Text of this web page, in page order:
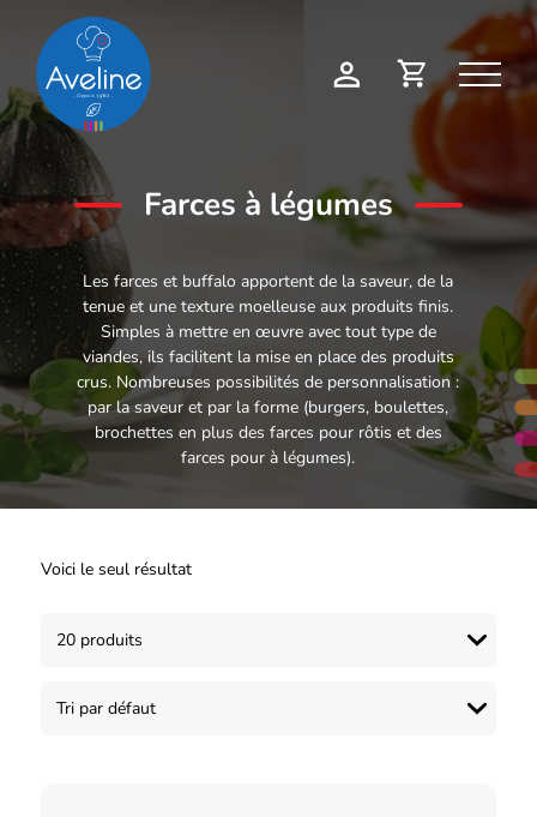
Mon Demande
de
devis
Farces à légumes
Les farces et buffalo apportent de la saveur, de la
tenue et une texture moelleuse aux produits finis.
Simples à mettre en œuvre avec tout type de
viandes, ils facilitent la mise en place des produits
crus. Nombreuses possibilités de personnalisation :
par la saveur et par la forme (burgers, boulettes,
brochettes en plus des farces pour rôtis et des
farces pour à légumes).
Voici le seul résultat